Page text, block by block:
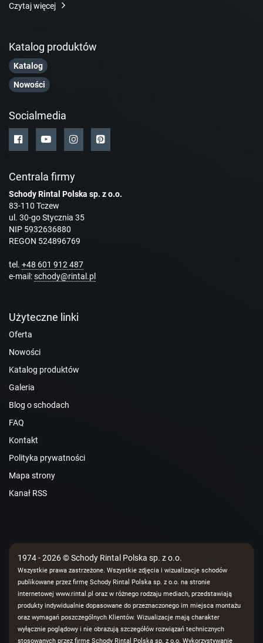
Czytaj więcej
Katalog produktów
Katalog
Nowości
Socialmedia
Centrala firmy
Schody Rintal Polska sp. z o.o.
83-110 Tczew
ul. 30-go Stycznia 35
NIP 5932636880
REGON 524896769
tel. +48 601 912 487
e-mail:schody@rintal.pl
Użyteczne linki
Oferta
Nowości
Katalog produktów
Galeria
Blog o schodach
FAQ
Kontakt
Polityka prywatności
Mapa strony
Kanał RSS
1974 - 2026 © Schody Rintal Polska sp. z o.o.
Wszystkie prawa zastrzeżone. Wszystkie zdjęcia i wizualizacje schodów
publikowane przez firmę Schody Rintal Polska sp. z o.o. na stronie
internetowej www.rintal.pl oraz w różnego rodzaju mediach, przedstawiają
produkty indywidualnie dopasowane do przeznaczonego im miejsca montażu
oraz wymagań poszczególnych Klientów. Wizualizacje mają charakter
wyłącznie poglądowy i nie obrazują szczegółów rozwiązań technicznych
stosowanych przez firmę Schody Rintal Polska sp. z o.o. Wykorzystywanie